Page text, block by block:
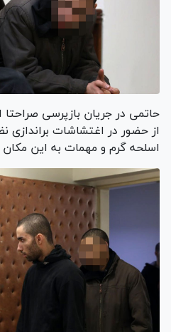
حاتمی در جریان بازپرسی
از حضور در اغتشاشات براندازی
اسلحه گرم و مهمات به این